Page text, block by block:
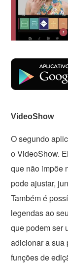
VideoShow
O segundo
o VideoShow.
que não impõe
pode ajustar,
Também é
legendas ao
que podem ser
adicionar a sua
funções de